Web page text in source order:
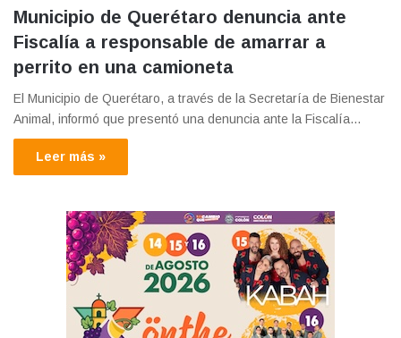
Municipio de Querétaro denuncia ante
Fiscalía a responsable de amarrar a
perrito en una camioneta
El Municipio de Querétaro, a través de la Secretaría de Bienestar
Animal, informó que presentó una denuncia ante la Fiscalía…
Leer más »